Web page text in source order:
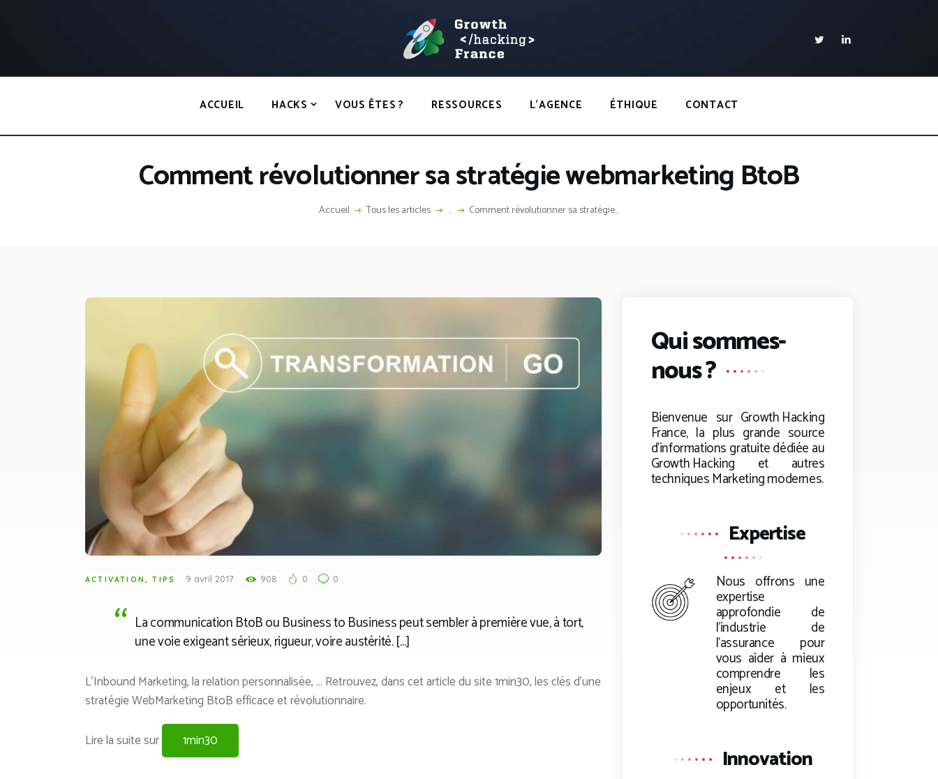
ACCUEIL HACKS VOUS ÊTES ? RESSOURCES L’AGENCE ÉTHIQUE CONTACT
Comment révolutionner sa stratégie webmarketing BtoB
Accueil Tous les articles ... Comment révolutionner sa stratégie...
GROWTH HACKING FRANCE
VOUS ÊTES ?
RESSOURCES
CONTACT
ACTIVATION ,TIPS 9 avril 2017 908 0 0
La communication BtoB ou Business to Business peut sembler à première vue, à tort,
une voie exigeant sérieux, rigueur, voire austérité. […]
L’Inbound Marketing, la relation personnalisée, … Retrouvez, dans cet article du site 1min30, les clés d’une
stratégie WebMarketing BtoB efficace et révolutionnaire.
Lire la suite sur 1min30
Qui sommes-
nous ?
Bienvenue sur Growth Hacking
France, la plus grande source
d’informations gratuite dédiée au
Growth Hacking et autres
techniques Marketing modernes.
Expertise
Nous offrons une
expertise
approfondie de
l’industrie de
l’assurance pour
vous aider à mieux
comprendre les
enjeux et les
opportunités.
Innovation